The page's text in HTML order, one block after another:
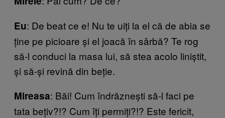
Eu: De beat ce e! Nu te uiți la el că de abia se
ține pe picioare și el joacă în sârbă? Te rog
să-l conduci la masa lui, să stea acolo liniștit,
și să-și revină din beție.
Mireasa: Băi! Cum îndrăznești să-l faci pe
tata bețiv?!? Cum îți permiți?!? Este fericit,